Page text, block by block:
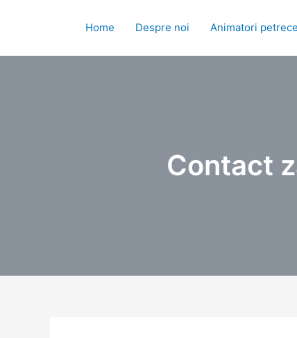
Home Despre noi Animatori
Contact